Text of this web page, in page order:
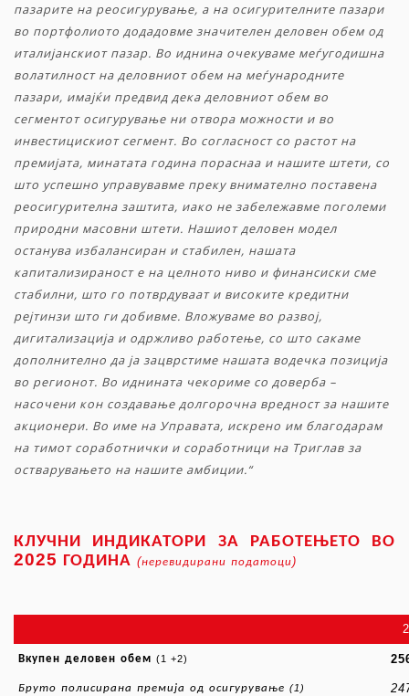
пазарите на реосигурување, а на осигурителните пазари
во портфолиото додадовме значителен деловен обем од
италијанскиот пазар. Во иднина очекуваме меѓугодишна
волатилност на деловниот обем на меѓународните
пазари, имајќи предвид дека деловниот обем во
сегментот осигурување ни отвора можности и во
инвестицискиот сегмент. Во согласност со растот на
премијата, минатата година пораснаа и нашите штети, со
што успешно управувавме преку внимателно поставена
реосигурителна заштита, иако не забележавме поголеми
природни масовни штети. Нашиот деловен модел
останува избалансиран и стабилен, нашата
капитализираност е на целното ниво и финансиски сме
стабилни, што го потврдуваат и високите кредитни
рејтинзи што ги добивме. Вложуваме во развој,
дигитализација и одржливо работење, со што сакаме
дополнително да ја зацврстиме нашата водечка позиција
во регионот. Во иднината чекориме со доверба –
насочени кон создавање долгорочна вредност за нашите
акционери. Во име на Управата, искрено им благодарам
на тимот соработнички и соработници на Триглав за
остварувањето на нашите амбиции.“
КЛУЧНИ ИНДИКАТОРИ ЗА РАБОТЕЊЕТО ВО
2025 ГОДИНА (неревидирани податоци)
Вкупен деловен обем (1 +2)
Бруто полисирана премија од осигурување (1)